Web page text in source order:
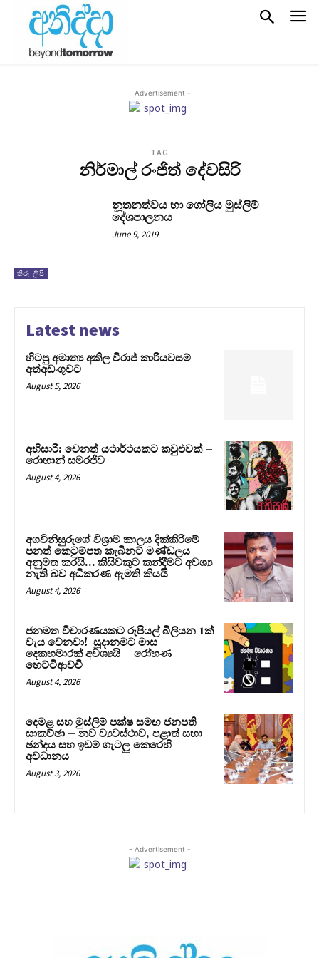
- Advertisement -
TAG
නිර්මාල් රංජිත් දේවසිරි
තීරු ලිපි
නූතනත්වය හා ගෝලීය මුස්ලිම්
දේශපාලනය
June 9, 2019
Latest news
හිටපු අමාත්‍ය අකිල විරාජ් කාරියවසම්
අත්අඩංගුවට
August 5, 2026
අභිසාරී: වෙනත් යථාර්ථයකට කවුළුවක් –
රොහාන් සමරජීව
August 4, 2026
අගවිනිසුරුගේ විශ්‍රාම කාලය දික්කිරීමේ
පනත් කෙටුම්පත කැබිනට් මණ්ඩලය
අනුමත කරයි… කිසිවකුට කන්දීමට අවශ්‍ය
නැති බව අධිකරණ ඇමති කියයි
August 4, 2026
ජනමත විචාරණයකට රුපියල් බිලියන 1ක්
වැය වෙනවා! සූදානමට මාස
දෙකහමාරක් අවශ්‍යයි – රෝහණ
හෙට්ටිආච්චි
August 4, 2026
දෙමළ සහ මුස්ලිම් පක්ෂ සමඟ ජනපති
සාකච්ඡා – නව ව්‍යවස්ථාව, පළාත් සභා
ඡන්දය සහ ඉඩම් ගැටලු කෙරෙහි
අවධානය
August 3, 2026
- Advertisement -